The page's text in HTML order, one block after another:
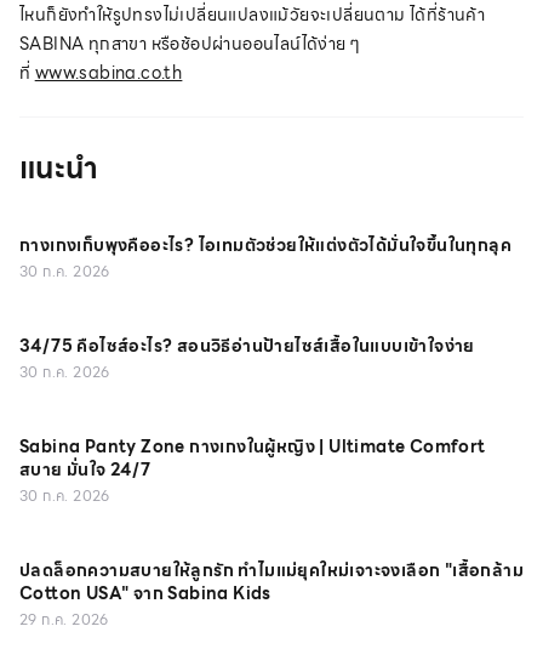
ไหนก็ยังทำให้รูปทรงไม่เปลี่ยนแปลงแม้วัยจะเปลี่ยนตาม ได้ที่ร้านค้า
SABINA ทุกสาขา หรือช้อปผ่านออนไลน์ได้ง่าย ๆ
ที่ www.sabina.co.th
แนะนำ
กางเกงเก็บพุงคืออะไร? ไอเทมตัวช่วยให้แต่งตัวได้มั่นใจขึ้นในทุกลุค
30 ก.ค. 2026
34/75 คือไซส์อะไร? สอนวิธีอ่านป้ายไซส์เสื้อในแบบเข้าใจง่าย
30 ก.ค. 2026
Sabina Panty Zone กางเกงในผู้หญิง | Ultimate Comfort
สบาย มั่นใจ 24/7
30 ก.ค. 2026
ปลดล็อกความสบายให้ลูกรัก ทำไมแม่ยุคใหม่เจาะจงเลือก "เสื้อกล้าม
Cotton USA" จาก Sabina Kids
29 ก.ค. 2026